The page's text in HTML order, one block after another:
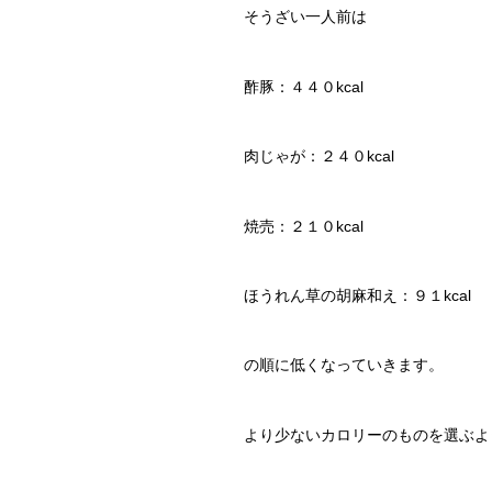
そうざい一人前は
酢豚：４４０kcal
肉じゃが：２４０kcal
焼売：２１０kcal
ほうれん草の胡麻和え：９１kcal
の順に低くなっていきます。
より少ないカロリーのものを選ぶ